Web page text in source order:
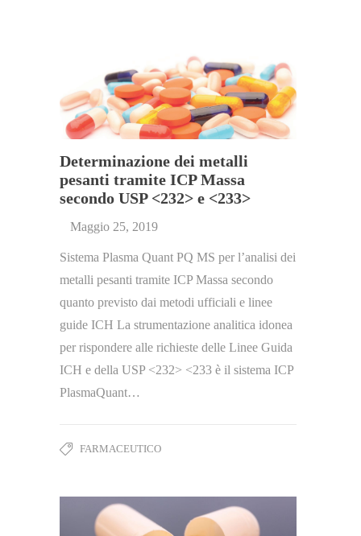
Determinazione dei metalli
pesanti tramite ICP Massa
secondo USP <232> e <233>
Maggio 25, 2019
Sistema Plasma Quant PQ MS per l’analisi dei
metalli pesanti tramite ICP Massa secondo
quanto previsto dai metodi ufficiali e linee
guide ICH La strumentazione analitica idonea
per rispondere alle richieste delle Linee Guida
ICH e della USP <232> <233 è il sistema ICP
PlasmaQuant…
FARMACEUTICO